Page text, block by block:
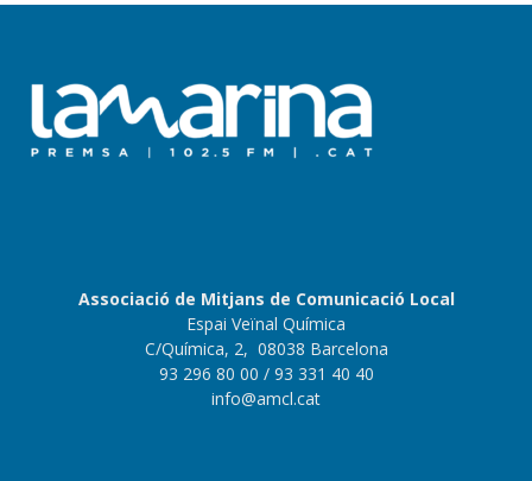
Associació de Mitjans de Comunicació Local
Espai Veïnal Química
C/Química, 2, 08038 Barcelona
93 296 80 00 / 93 331 40 40
info@amcl.cat